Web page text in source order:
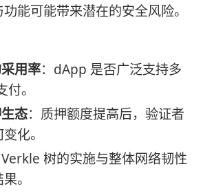
能可能带来潜在的安全风险。
用率：dApp 是否广泛支持多
。
态：质押额度提高后，验证者
化。
Verkle 树的实施与整体网络韧性
。